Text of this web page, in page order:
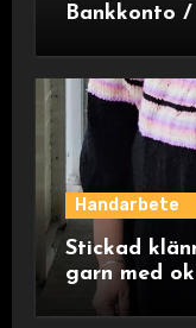
Bankkonto
Handarbete
Stickad
garn med ok